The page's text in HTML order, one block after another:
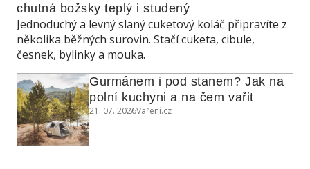
chutná božsky teplý i studený
Jednoduchý a levný slaný cuketový koláč připravíte z
několika běžných surovin. Stačí cuketa, cibule,
česnek, bylinky a mouka.
Gurmánem i pod stanem? Jak na
polní kuchyni a na čem vařit
21. 07. 2026Vaření.cz